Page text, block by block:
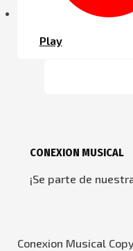
Play
CONEXION MUSICAL
¡Se parte de
Conexion Musical